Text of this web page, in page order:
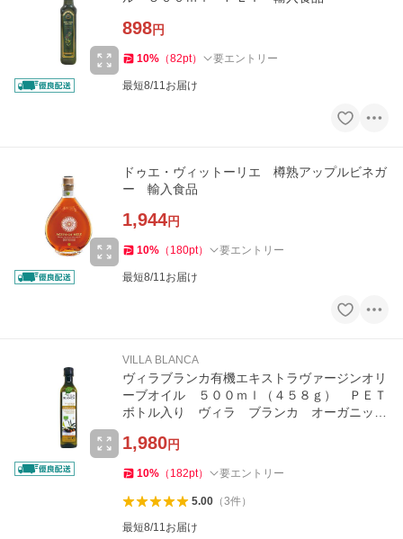
898円
10% （82pt） 要エントリー
最短8/11お届け
ドゥエ・ヴィットーリエ 樽熟アップルビネガ
ー 輸入食品
1,944円
10% （ 180pt） 要エントリー
最短8/11お届け
VILLA BLANCA
ヴィラブランカ有機エキストラヴァージンオリ
ーブオイル ５００ｍｌ（４５８ｇ） ＰＥＴ
ボトル入り ヴィラ ブランカ オーガニッ
1,980円
10% （ 182pt） 要エントリー
5.00（3件）
最短8/11お届け